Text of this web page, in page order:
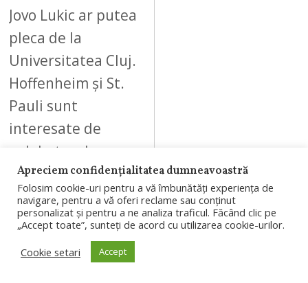
Jovo Lukic ar putea
pleca de la
Universitatea Cluj.
Hoffenheim și St.
Pauli sunt
interesate de
golgheterul
„Șepcilor roșii”, iar
clubul clujean…
Apreciem confidențialitatea dumneavoastră
Folosim cookie-uri pentru a vă îmbunătăți experiența de
navigare, pentru a vă oferi reclame sau conținut
personalizat și pentru a ne analiza traficul. Făcând clic pe
„Accept toate”, sunteți de acord cu utilizarea cookie-urilor.
Cookie setari
Accept